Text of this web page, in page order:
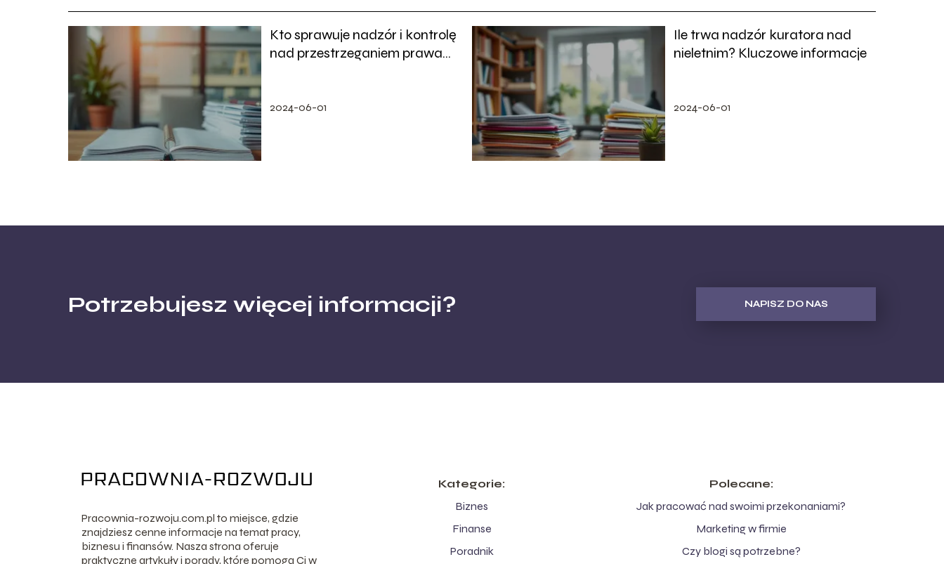
Kto sprawuje nadzór i kontrolę
nad przestrzeganiem prawa
2024-06-01
Ile trwa nadzór kuratora nad
nieletnim? Kluczowe informacje
2024-06-01
Potrzebujesz więcej informacji? NAPISZ DO NAS
Pracownia-rozwoju.com.pl to miejsce, gdzie
znajdziesz cenne informacje na temat pracy,
biznesu i finansów. Nasza strona oferuje
praktyczne artykuły i porady, które pomogą Ci w
Kategorie:
Biznes
Finanse
Poradnik
Polecane:
Jak pracować nad swoimi przekonaniami?
Marketing w firmie
Czy blogi są potrzebne?